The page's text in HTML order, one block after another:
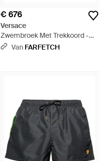
€ 676
Versace
Zwembroek Met Trekkoord -
GrijsVan FARFETCH